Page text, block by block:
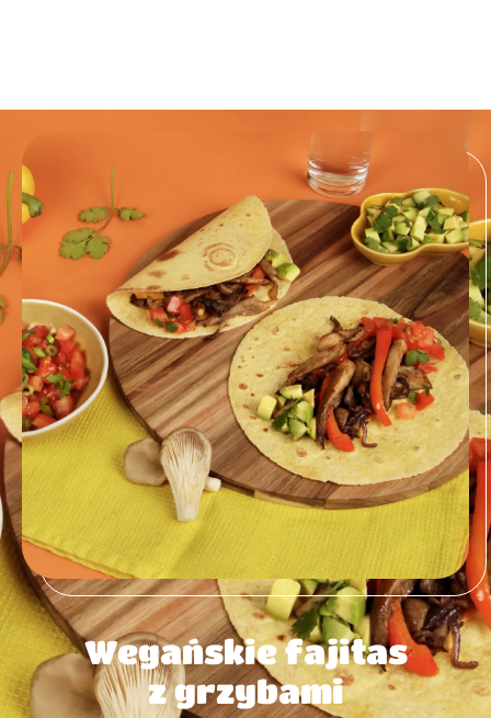
Wegańskie fajitas
z grzybami